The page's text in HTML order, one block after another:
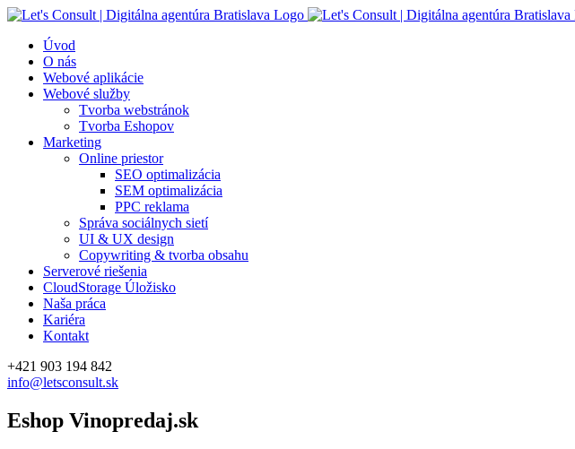
Skip
contentÚvod
O nás
Webové aplikácie
Webové služby
Tvorba webstránok
Tvorba Eshopov
Marketing
Online priestor
SEO optimalizácia
SEM optimalizácia
PPC reklama
Správa sociálnych sietí
UI & UX design
Copywriting & tvorba obsahu
Serverové riešenia
CloudStorage Úložisko
Naša práca
Kariéra
Kontakt
Facebook
+421 903 194 842
info@letsconsult.sk
Eshop Vinopredaj.sk